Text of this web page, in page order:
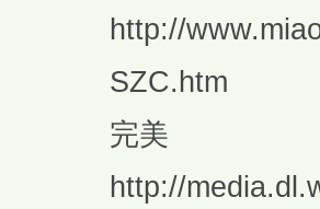
http://
SZC.htm
完美
http://